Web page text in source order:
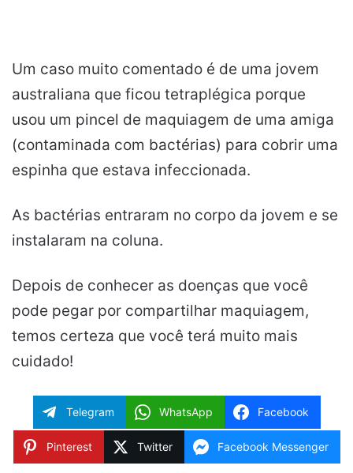
Um caso muito comentado é de uma jovem
australiana que ficou tetraplégica porque
usou um pincel de maquiagem de uma amiga
(contaminada com bactérias) para cobrir uma
espinha que estava infeccionada.
As bactérias entraram no corpo da jovem e se
instalaram na coluna.
Depois de conhecer as doenças que você
pode pegar por compartilhar maquiagem,
temos certeza que você terá muito mais
cuidado!
Telegram WhatsApp Facebook
Pinterest Twitter Facebook Messenger